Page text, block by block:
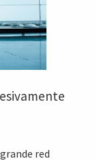
red